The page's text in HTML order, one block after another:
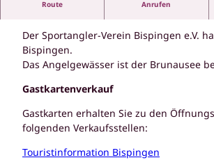
Route Anrufen
Naturerlebnis Angeln in der Lüneburger
Der Sportangler-Verein Bispingen e.V.
Bispingen.
Das Angelgewässer ist der Brunausee
Gastkartenverkauf
Gastkarten erhalten Sie zu den
folgenden Verkaufsstellen:
Touristinformation Bispingen